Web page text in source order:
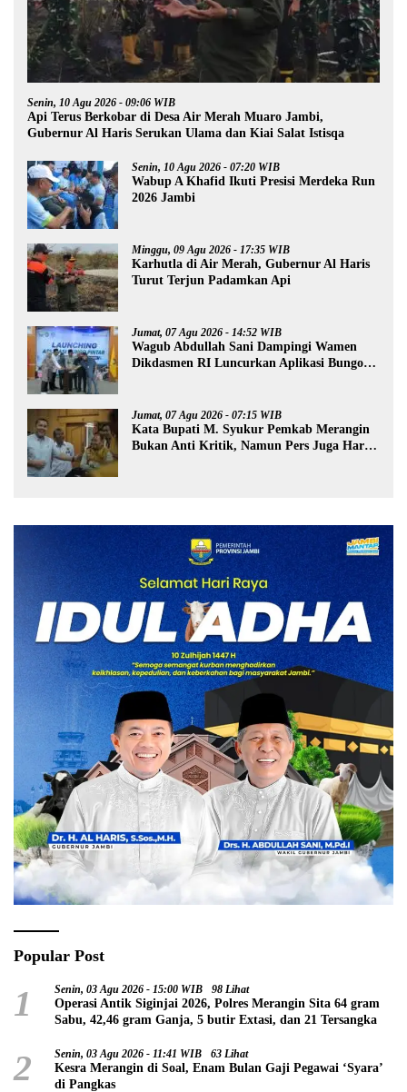
Senin, 10 Agu 2026 - 09:06 WIB
Api Terus Berkobar di Desa Air Merah Muaro Jambi,
Gubernur Al Haris Serukan Ulama dan Kiai Salat Istisqa
Senin, 10 Agu 2026 - 07:20 WIB
Wabup A Khafid Ikuti Presisi Merdeka Run
2026 Jambi
Minggu, 09 Agu 2026 - 17:35 WIB
Karhutla di Air Merah, Gubernur Al Haris
Turut Terjun Padamkan Api
Jumat, 07 Agu 2026 - 14:52 WIB
Wagub Abdullah Sani Dampingi Wamen
Dikdasmen RI Luncurkan Aplikasi Bungo
Jumat, 07 Agu 2026 - 07:15 WIB
Kata Bupati M. Syukur Pemkab Merangin
Bukan Anti Kritik, Namun Pers Juga Harus
Popular Post
1 Senin, 03 Agu 2026 - 15:00 WIB 98 Lihat
Operasi Antik Siginjai 2026, Polres Merangin Sita 64 gram
Sabu, 42,46 gram Ganja, 5 butir Extasi, dan 21 Tersangka
2 Senin, 03 Agu 2026 - 11:41 WIB 63 Lihat
Kesra Merangin di Soal, Enam Bulan Gaji Pegawai ‘Syara’
di Pangkas